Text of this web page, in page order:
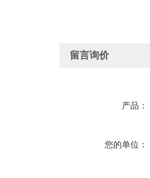
留言询价
产品：
您的单位：